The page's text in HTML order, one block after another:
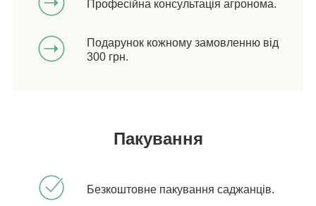
Професійна консультація агронома.
Подарунок кожному замовленню від
300 грн.
Пакування
Безкоштовне пакування саджанців.